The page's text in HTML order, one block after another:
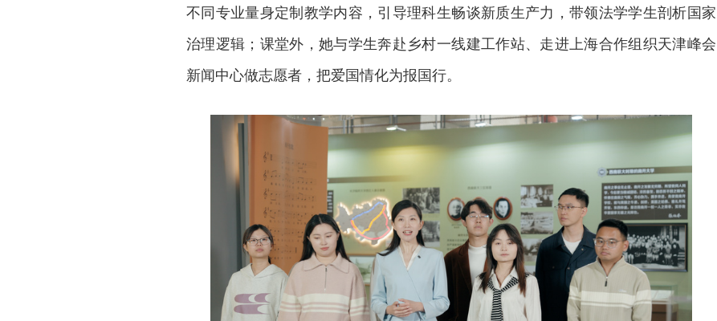
不同专业量身定制教学内容，引导理科生畅谈新质生产力，带领法学学生剖析国家
治理逻辑；课堂外，她与学生奔赴乡村一线建工作站、走进上海合作组织天津峰会
新闻中心做志愿者，把爱国情化为报国行。